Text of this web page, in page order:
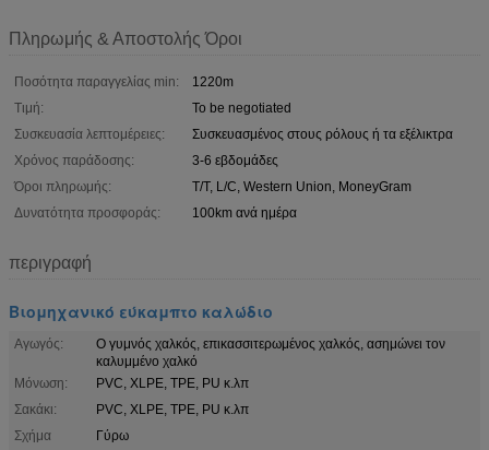
Πληρωμής & Αποστολής Όροι
Ποσότητα παραγγελίας min:
1220m
Τιμή:
To be negotiated
Συσκευασία λεπτομέρειες:
Συσκευασμένος στους ρόλους ή τα εξέλικτρα
Χρόνος παράδοσης:
3-6 εβδομάδες
Όροι πληρωμής:
T/T, L/C, Western Union, MoneyGram
Δυνατότητα προσφοράς:
100km ανά ημέρα
περιγραφή
Βιομηχανικό εύκαμπτο καλώδιο
Αγωγός:
Ο γυμνός χαλκός, επικασσιτερωμένος χαλκός, ασημώνει τον
καλυμμένο χαλκό
Μόνωση:
PVC, XLPE, TPE, PU κ.λπ
Σακάκι:
PVC, XLPE, TPE, PU κ.λπ
Σχήμα
Γύρω